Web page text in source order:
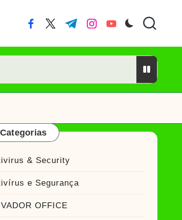
facebook.com
twitter.com
t.me instagram.com
youtube.com
Categorias
& Security
e Segurança
OFFICE